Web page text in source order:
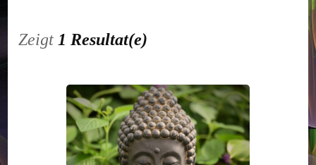
Zeigt 1 Resultat(e)